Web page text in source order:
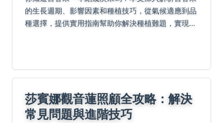
的生長週期、影響因素和種植技巧，從氣候適應到品
種選擇，提供實用指南幫助你解決種植難題，實現全
莎賓娜觀音蓮照顧全攻略：解決
常見問題與進階技巧